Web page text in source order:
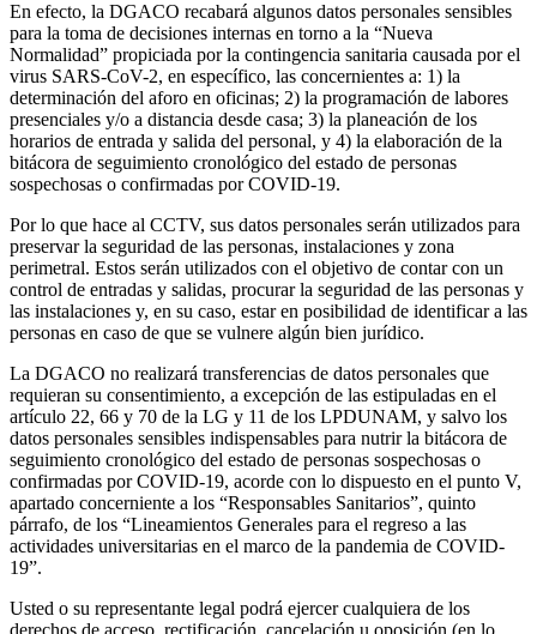
En efecto, la DGACO recabará algunos datos personales sensibles
para la toma de decisiones internas en torno a la “Nueva
Normalidad” propiciada por la contingencia sanitaria causada por el
virus SARS-CoV-2, en específico, las concernientes a: 1) la
determinación del aforo en oficinas; 2) la programación de labores
presenciales y/o a distancia desde casa; 3) la planeación de los
horarios de entrada y salida del personal, y 4) la elaboración de la
bitácora de seguimiento cronológico del estado de personas
sospechosas o confirmadas por COVID-19.
Por lo que hace al CCTV, sus datos personales serán utilizados para
preservar la seguridad de las personas, instalaciones y zona
perimetral. Estos serán utilizados con el objetivo de contar con un
control de entradas y salidas, procurar la seguridad de las personas y
las instalaciones y, en su caso, estar en posibilidad de identificar a las
personas en caso de que se vulnere algún bien jurídico.
La DGACO no realizará transferencias de datos personales que
requieran su consentimiento, a excepción de las estipuladas en el
artículo 22, 66 y 70 de la LG y 11 de los LPDUNAM, y salvo los
datos personales sensibles indispensables para nutrir la bitácora de
seguimiento cronológico del estado de personas sospechosas o
confirmadas por COVID-19, acorde con lo dispuesto en el punto V,
apartado concerniente a los “Responsables Sanitarios”, quinto
párrafo, de los “Lineamientos Generales para el regreso a las
actividades universitarias en el marco de la pandemia de COVID-
19”.
Usted o su representante legal podrá ejercer cualquiera de los